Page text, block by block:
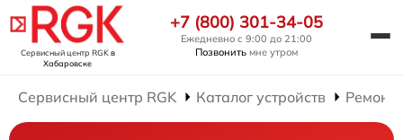
Сервисный центр RGKв
Хабаровске
+7 (800) 301-34-05
Ежедневно с 9:00 до 21:00
Позвонить мне утром
Сервисный центр RGK Каталог устройств Ремонт